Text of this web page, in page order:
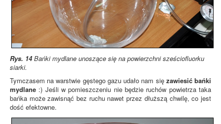
Rys. 14Bańki mydlane unoszące się na powierzchni sześciofluorku
siarki.
Tymczasem na warstwie gęstego gazu udało nam się zawiesić bańki
mydlane :) Jeśli w pomieszczeniu nie będzie ruchów powietrza taka
bańka może zawisnąć bez ruchu nawet przez dłuższą chwilę, co jest
dość efektowne.